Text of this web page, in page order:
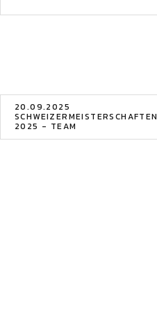
20.09.2025
SCHWEIZERMEISTERSCHAFTEN
2025 - TEAM